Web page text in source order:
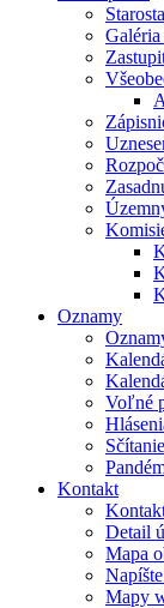
Starosta
Galéria
Oznamy
Voľné
Kontakt
Detail
Mapa
Mapy